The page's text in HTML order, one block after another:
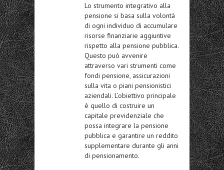
Lo strumento integrativo alla
pensione si basa sulla volontà
di ogni individuo di accumulare
risorse finanziarie aggiuntive
rispetto alla pensione pubblica.
Questo può avvenire
attraverso vari strumenti come
fondi pensione, assicurazioni
sulla vita o piani pensionistici
aziendali. L’obiettivo principale
è quello di costruire un
capitale previdenziale che
possa integrare la pensione
pubblica e garantire un reddito
supplementare durante gli anni
di pensionamento.